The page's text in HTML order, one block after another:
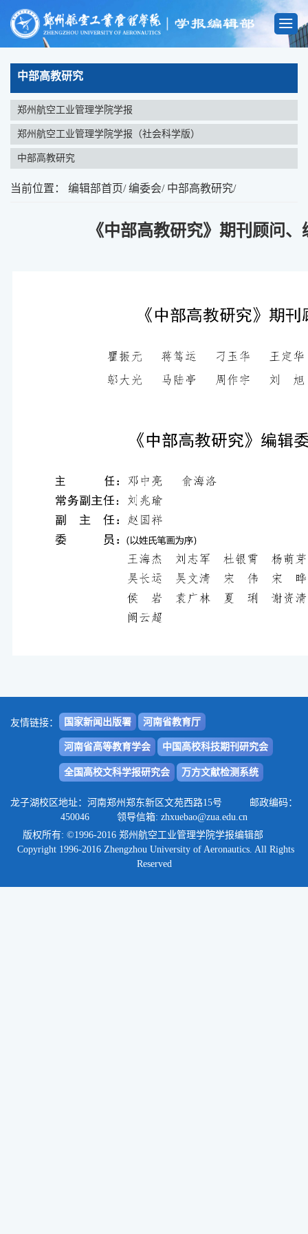
中部高教研究
郑州航空工业管理学院学报
郑州航空工业管理学院学报（社会科学版）
中部高教研究
当前位置： 编辑部首页/ 编委会/ 中部高教研究/
《中部高教研究》期刊顾问
友情链接： 国家新闻出版署 河南省教育厅
河南省高等教育学会 中国高校科技期刊研究会
全国高校文科学报研究会 万方文献检测系统
龙子湖校区地址：河南郑州郑东新区文苑西路15号 邮政编码：
450046 领导信箱: zhxuebao@zua.edu.cn
版权所有: ©1996-2016 郑州航空工业管理学院学报编辑部
Copyright 1996-2016 Zhengzhou University of Aeronautics. All Rights
Reserved